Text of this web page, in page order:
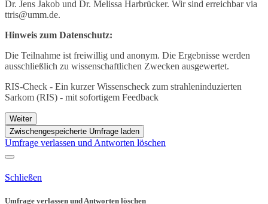
Dr. Jens Jakob und Dr. Melissa Harbrücker. Wir sind erreichbar via
ttris@umm.de.
Hinweis zum Datenschutz:
Die Teilnahme ist freiwillig und anonym. Die Ergebnisse werden
ausschließlich zu wissenschaftlichen Zwecken ausgewertet.
RIS-Check - Ein kurzer Wissenscheck zum strahleninduzierten
Sarkom (RIS) - mit sofortigem Feedback
Weiter
Zwischengespeicherte Umfrage laden
Umfrage verlassen und Antworten löschen
Schließen
Umfrage verlassen und Antworten löschen